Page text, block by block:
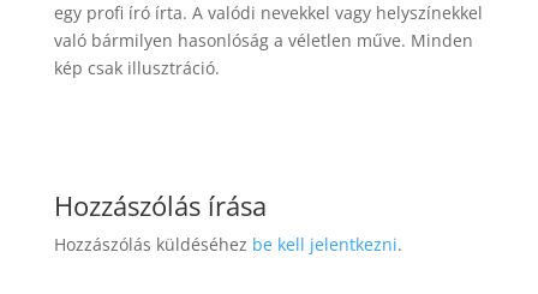
egy profi író írta. A valódi nevekkel vagy helyszínekkel
való bármilyen hasonlóság a véletlen műve. Minden
kép csak illusztráció.
Hozzászólás írása
Hozzászólás küldéséhez be kell jelentkezni.